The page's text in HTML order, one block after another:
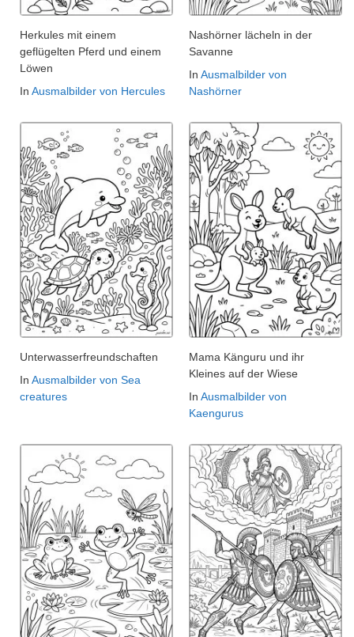
Herkules mit einem
geflügelten Pferd und einem
Löwen
In Ausmalbilder von Hercules
Nashörner lächeln in der
Savanne
In Ausmalbilder von
Nashörner
Unterwasserfreundschaften
In Ausmalbilder von Sea
creatures
Mama Känguru und ihr
Kleines auf der Wiese
In Ausmalbilder von
Kaengurus